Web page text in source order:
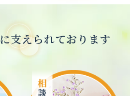
に支えられております